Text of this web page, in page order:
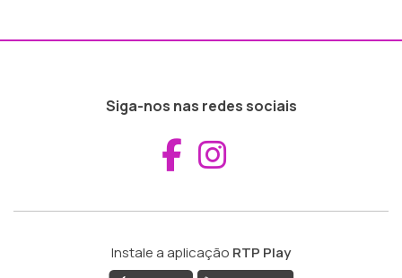
Siga-nos nas redes sociais
Aceder ao
Instale a aplicação RTP Play